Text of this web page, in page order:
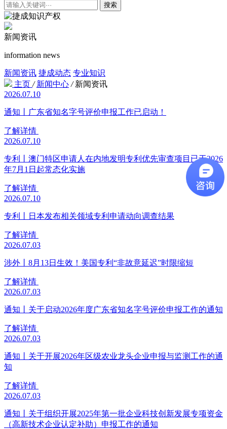
搜索
新闻资讯
information news
新闻资讯 捷成动态 专业知识
主页 / 新闻中心 / 新闻资讯
2026.07.10
通知丨广东省知名字号评价申报工作已启动！
了解详情
2026.07.10
专利丨澳门特区申请人在内地发明专利优先审查项目已于2026
年7月1日起常态化实施
了解详情
2026.07.10
专利丨日本发布相关领域专利申请动向调查结果
了解详情
2026.07.03
涉外丨8月13日生效！美国专利“非故意延迟”时限缩短
了解详情
2026.07.03
通知丨关于启动2026年度广东省知名字号评价申报工作的通知
了解详情
2026.07.03
通知丨关于开展2026年区级农业龙头企业申报与监测工作的通
知
了解详情
2026.07.03
通知丨关于组织开展2025年第一批企业科技创新发展专项资金
（高新技术企业认定补助）申报工作的通知